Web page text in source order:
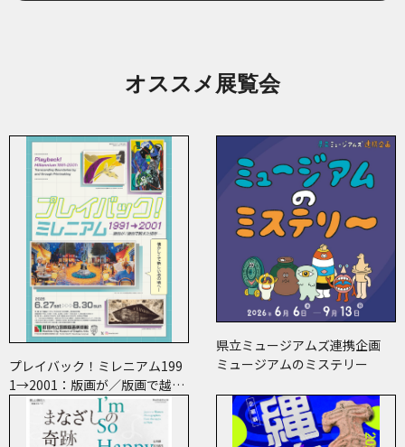
オススメ展覧会
プレイバック！ミレニアム199
1→2001：版画が／版画で越え
た境界
県立ミュージアムズ連携企画
ミュージアムのミステリー